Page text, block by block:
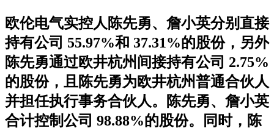
欧伦电气实控人陈先勇、詹小英分别直接
持有公司 55.97%和 37.31%的股份，另外
陈先勇通过欧井杭州间接持有公司 2.75%
的股份，且陈先勇为欧井杭州普通合伙人
并担任执行事务合伙人。陈先勇、詹小英
合计控制公司 98.88%的股份。同时，陈